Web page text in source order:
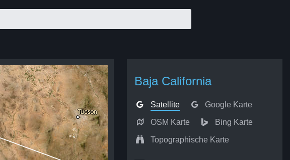
Baja California
Satellite Google Karte
OSM Karte Bing Karte
Topographische Karte